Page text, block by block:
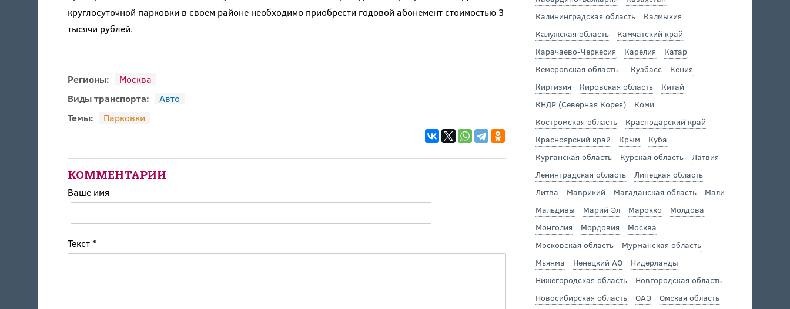
круглосуточной парковки в своем районе необходимо приобрести годовой абонемент стоимостью 3
тысячи рублей.
Регионы:
Москва
Виды транспорта:
Авто
Темы:
Парковки
КОММЕНТАРИИ
Ваше имя
Текст *
Калининградская область
Калмыкия
Калужская область
Камчатский край
Карачаево-Черкесия
Карелия
Катар
Кемеровская область — Кузбасс
Кения
Киргизия
Кировская область
Китай
КНДР (Северная Корея)
Коми
Костромская область
Краснодарский край
Красноярский край
Крым
Куба
Курганская область
Курская область
Латвия
Ленинградская область
Липецкая область
Литва
Маврикий Магаданская область
Мали
Мальдивы
Марий Эл Марокко
Молдова
Монголия
Мордовия
Москва
Московская область
Мурманская область
Мьянма
Ненецкий АО
Нидерланды
Нижегородская область
Новгородская область
Новосибирская область
ОАЭ
Омская область